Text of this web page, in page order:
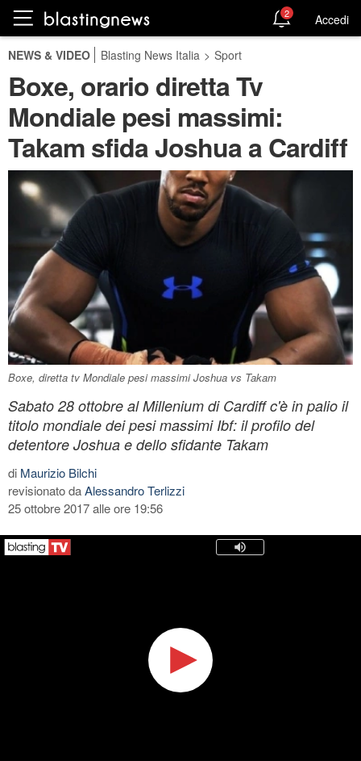
2 Accedi
NEWS & VIDEO Blasting News Italia > Sport
Boxe, orario diretta Tv
Mondiale pesi massimi:
Takam sfida Joshua a Cardiff
Boxe, diretta tv Mondiale pesi massimi Joshua vs Takam
Sabato 28 ottobre al Millenium di Cardiff c'è in palio il
titolo mondiale dei pesi massimi Ibf: il profilo del
detentore Joshua e dello sfidante Takam
di Maurizio Bilchi
revisionato daAlessandro Terlizzi
25 ottobre 2017 alle ore 19:56